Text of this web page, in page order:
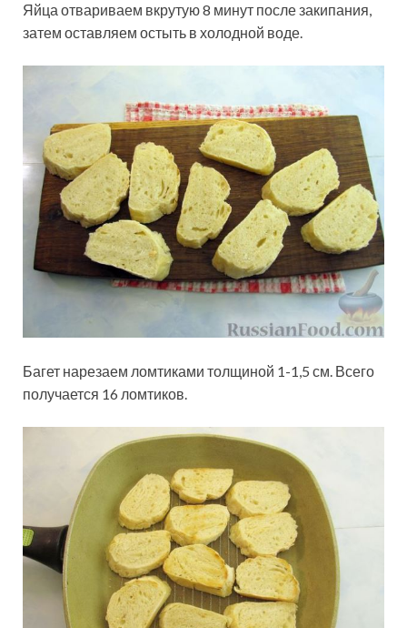
Яйца отвариваем вкрутую 8 минут после закипания,
затем оставляем остыть в холодной воде.
Багет нарезаем ломтиками толщиной 1-1,5 см. Всего
получается 16 ломтиков.